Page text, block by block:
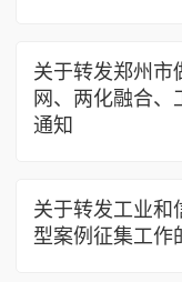
关于转发郑州市
网、两化融合、
通知
关于转发工业和
型案例征集工作